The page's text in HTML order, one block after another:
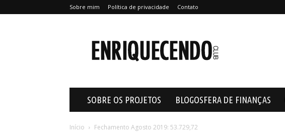
Sobre mim Política de privacidade Contato
SOBRE OS PROJETOS BLOGOSFERA DE FINANÇAS
Início Fechamento Agosto 2019: 53.729,72